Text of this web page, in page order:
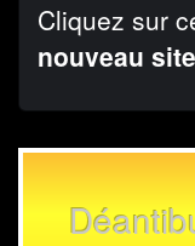
Cliquez sur
nouveau